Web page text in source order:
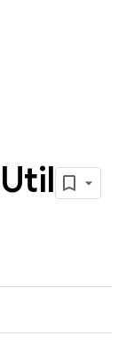
Util